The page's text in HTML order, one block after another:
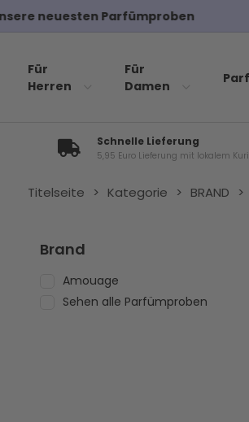
Für
Herren
Für
Damen
Schnelle Lieferung
5,95 Euro Lieferung mit lokalem
Titelseite > Kategorie > BRAND >
Brand
Amouage
Sehen alle Parfümproben